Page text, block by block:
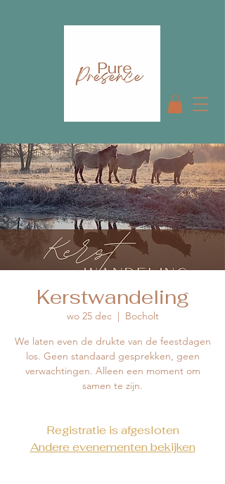
Kerstwandeling
wo 25 dec
  |
Bocholt
We laten even de drukte van de feestdagen
los. Geen standaard gesprekken, geen
verwachtingen. Alleen een moment om
samen te zijn.
Registratie is afgesloten
Andere evenementen bekijken